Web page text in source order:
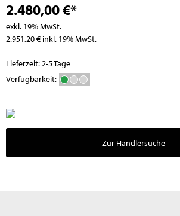
2.480,00 €*
exkl. 19% MwSt.
2.951,20 € inkl. 19% MwSt.
Lieferzeit: 2-5 Tage
Verfügbarkeit:
Zur Händlersuche